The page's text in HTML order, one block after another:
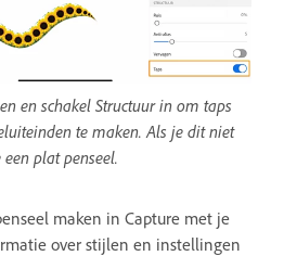
en schakel Structuur in om taps
te maken. Als je dit niet
plat penseel.
maken in Capture met je
over stijlen en instellingen